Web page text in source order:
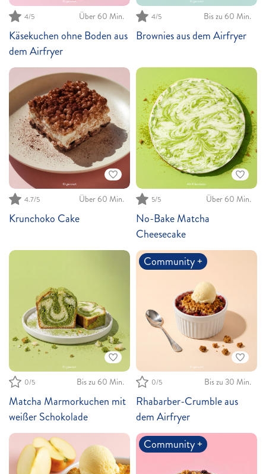
4/5 Über 60 Min.
Käsekuchen ohne Boden aus
dem Airfryer
4/5 Bis zu 60 Min.
Brownies aus dem Airfryer
4.7/5 Über 60 Min.
Krunchoko Cake
5/5 Über 60 Min.
No-Bake Matcha
Cheesecake
0/5 Bis zu 60 Min.
Matcha Marmorkuchen mit
weißer Schokolade
Community +
0/5 Bis zu 30 Min.
Rhabarber-Crumble aus
dem Airfryer
Community +